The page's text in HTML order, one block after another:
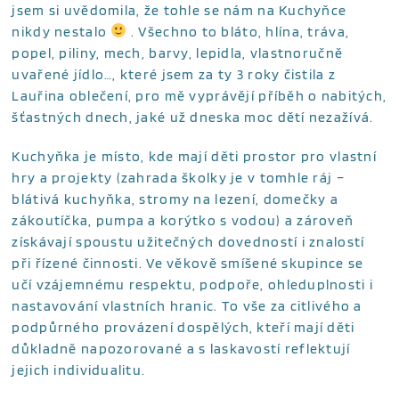
jsem si uvědomila, že tohle se nám na Kuchyňce
nikdy nestalo
. Všechno to bláto, hlína, tráva,
popel, piliny, mech, barvy, lepidla, vlastnoručně
uvařené jídlo…, které jsem za ty 3 roky čistila z
Lauřina oblečení, pro mě vyprávějí příběh o nabitých,
šťastných dnech, jaké už dneska moc dětí nezažívá.
Kuchyňka je místo, kde mají děti prostor pro vlastní
hry a projekty (zahrada školky je v tomhle ráj –
blátivá kuchyňka, stromy na lezení, domečky a
zákoutíčka, pumpa a korýtko s vodou) a zároveň
získávají spoustu užitečných dovedností i znalostí
při řízené činnosti. Ve věkově smíšené skupince se
učí vzájemnému respektu, podpoře, ohleduplnosti i
nastavování vlastních hranic. To vše za citlivého a
podpůrného provázení dospělých, kteří mají děti
důkladně napozorované a s laskavostí reflektují
jejich individualitu.